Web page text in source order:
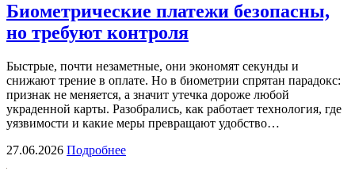
Биометрические платежи безопасны,
но требуют контроля
Быстрые, почти незаметные, они экономят секунды и
снижают трение в оплате. Но в биометрии спрятан парадокс:
признак не меняется, а значит утечка дороже любой
украденной карты. Разобрались, как работает технология, где
уязвимости и какие меры превращают удобство…
27.06.2026 Подробнее